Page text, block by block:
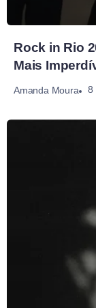
Rock in Rio
Mais
Amanda Moura 8